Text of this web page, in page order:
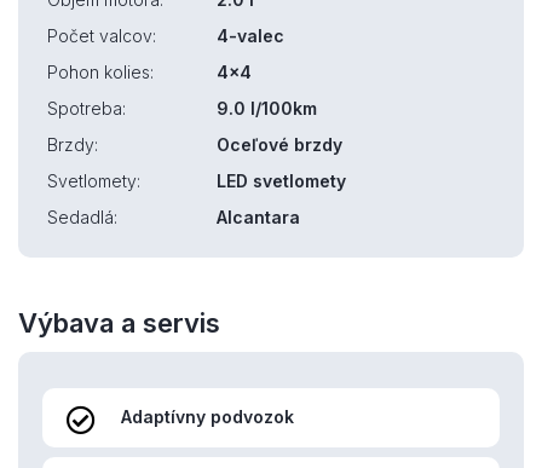
Počet valcov:
4-valec
Pohon kolies:
4x4
Spotreba:
9.0 l/100km
Brzdy:
Oceľové brzdy
Svetlomety:
LED svetlomety
Sedadlá:
Alcantara
Výbava a servis
Adaptívny podvozok